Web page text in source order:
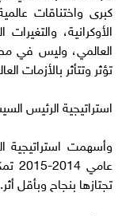
كبرى واختناقات
الأوكرانية،
العالمي، وليس في
تؤثر وتتأثر بالأزمات
استراتيجية الرئيس
وأسهمت استراتيجية
تجتازها بنجاح وبأقل أثر.